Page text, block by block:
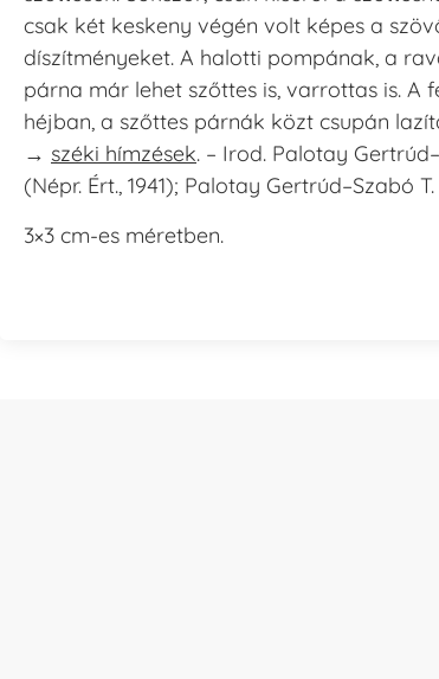
csak két keskeny végén volt képes a
díszítményeket. A halotti pompának, a
párna már lehet szőttes is, varrottas is.
héjban, a szőttes párnák közt csupán
→ széki hímzések. – Irod. Palotay
(Népr. Ért., 1941); Palotay Gertrúd–Szabó
3×3 cm-es méretben.